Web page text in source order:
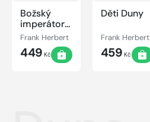
Božský
imperátor
Duny
Frank Herbert
449 Kč
Děti Duny
Frank Herbert
459 Kč